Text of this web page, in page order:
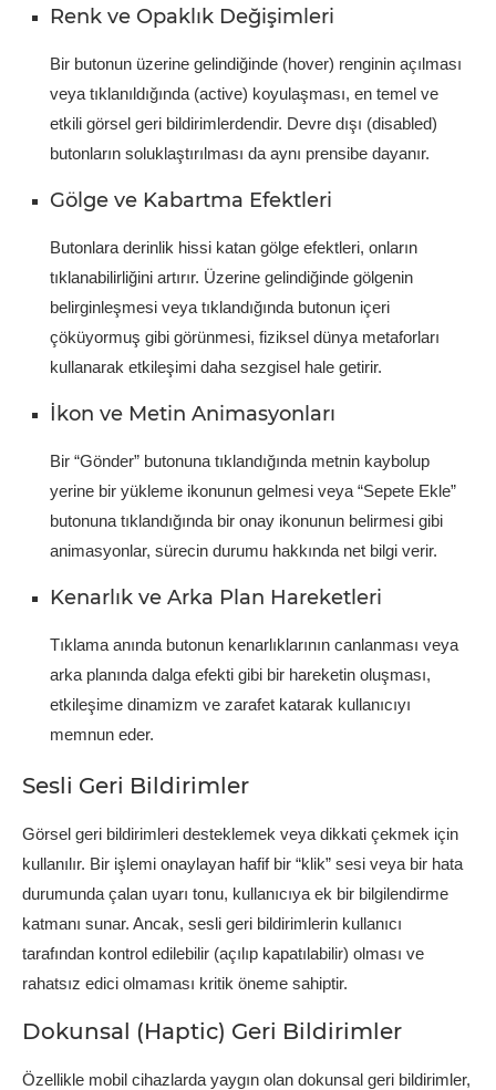
Renk ve Opaklık Değişimleri
Bir butonun üzerine gelindiğinde (hover) renginin açılması
veya tıklanıldığında (active) koyulaşması, en temel ve
etkili görsel geri bildirimlerdendir. Devre dışı (disabled)
butonların soluklaştırılması da aynı prensibe dayanır.
Gölge ve Kabartma Efektleri
Butonlara derinlik hissi katan gölge efektleri, onların
tıklanabilirliğini artırır. Üzerine gelindiğinde gölgenin
belirginleşmesi veya tıklandığında butonun içeri
çöküyormuş gibi görünmesi, fiziksel dünya metaforları
kullanarak etkileşimi daha sezgisel hale getirir.
İkon ve Metin Animasyonları
Bir “Gönder” butonuna tıklandığında metnin kaybolup
yerine bir yükleme ikonunun gelmesi veya “Sepete Ekle”
butonuna tıklandığında bir onay ikonunun belirmesi gibi
animasyonlar, sürecin durumu hakkında net bilgi verir.
Kenarlık ve Arka Plan Hareketleri
Tıklama anında butonun kenarlıklarının canlanması veya
arka planında dalga efekti gibi bir hareketin oluşması,
etkileşime dinamizm ve zarafet katarak kullanıcıyı
memnun eder.
Sesli Geri Bildirimler
Görsel geri bildirimleri desteklemek veya dikkati çekmek için
kullanılır. Bir işlemi onaylayan hafif bir “klik” sesi veya bir hata
durumunda çalan uyarı tonu, kullanıcıya ek bir bilgilendirme
katmanı sunar. Ancak, sesli geri bildirimlerin kullanıcı
tarafından kontrol edilebilir (açılıp kapatılabilir) olması ve
rahatsız edici olmaması kritik öneme sahiptir.
Dokunsal (Haptic) Geri Bildirimler
Özellikle mobil cihazlarda yaygın olan dokunsal geri bildirimler,